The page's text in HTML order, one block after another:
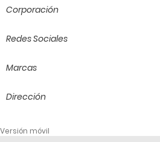
Corporación
Redes Sociales
Marcas
Dirección
Versión móvil